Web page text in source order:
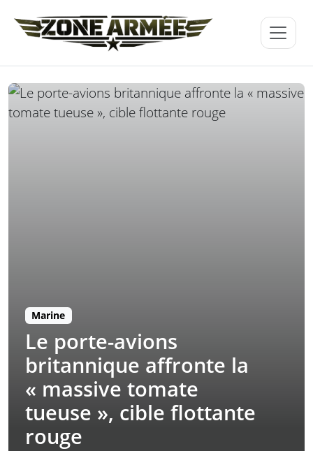
Marine
Le porte-avions
britannique affronte la
« massive tomate
tueuse », cible flottante
rouge